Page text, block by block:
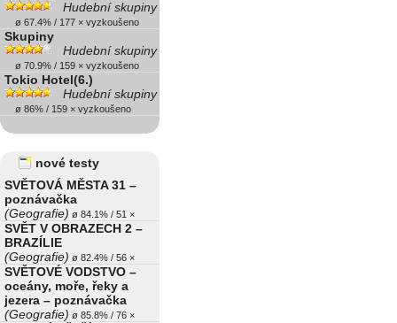
Hudební skupiny
ø 67.4% / 177 × vyzkoušeno
Skupiny
Hudební skupiny
ø 70.9% / 159 × vyzkoušeno
Tokio Hotel(6.)
Hudební skupiny
ø 86% / 159 × vyzkoušeno
nové testy
SVĚTOVÁ MĚSTA 31 –
poznávačka
(Geografie) ø 84.1% / 51 ×
SVĚT V OBRAZECH 2 –
BRAZÍLIE
(Geografie) ø 82.4% / 56 ×
SVĚTOVÉ VODSTVO –
oceány, moře, řeky a
jezera – poznávačka
(Geografie) ø 85.8% / 76 ×